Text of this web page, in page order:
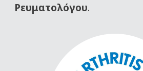
Ρευματολόγου.